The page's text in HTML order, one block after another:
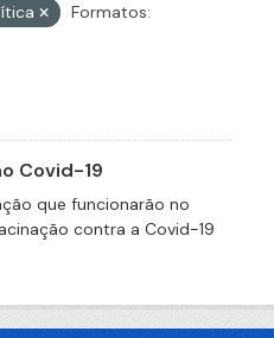
Formatos:
Covid-19
que funcionarão no
contra a Covid-19